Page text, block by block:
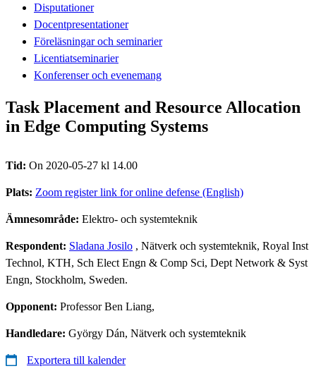
Disputationer
Docentpresentationer
Föreläsningar och seminarier
Licentiatseminarier
Konferenser och evenemang
Task Placement and Resource Allocation
in Edge Computing Systems
Tid: On 2020-05-27 kl 14.00
Plats: Zoom register link for online defense (English)
Ämnesområde: Elektro- och systemteknik
Respondent: Sladana Josilo , Nätverk och systemteknik, Royal Inst
Technol, KTH, Sch Elect Engn & Comp Sci, Dept Network & Syst
Engn, Stockholm, Sweden.
Opponent: Professor Ben Liang,
Handledare: György Dán, Nätverk och systemteknik
Exportera till kalender